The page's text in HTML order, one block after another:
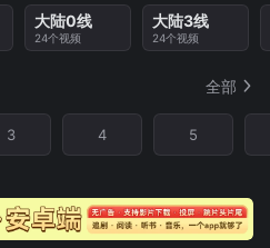
大陆0线
24个视频
大陆3线
24个视频
全部
3 4 5